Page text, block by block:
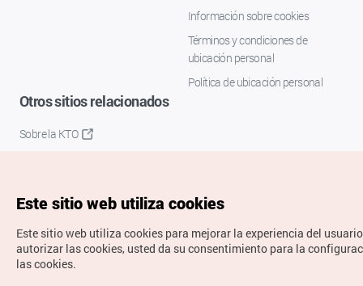
Información sobre cookies
Términos y condiciones de
ubicación personal
Política de ubicación personal
Otros sitios relacionados
Sobre la KTO
Este sitio web utiliza cookies
Este sitio web utiliza cookies para mejorar la experiencia del
autorizar las cookies, usted da su consentimiento para la
las cookies.